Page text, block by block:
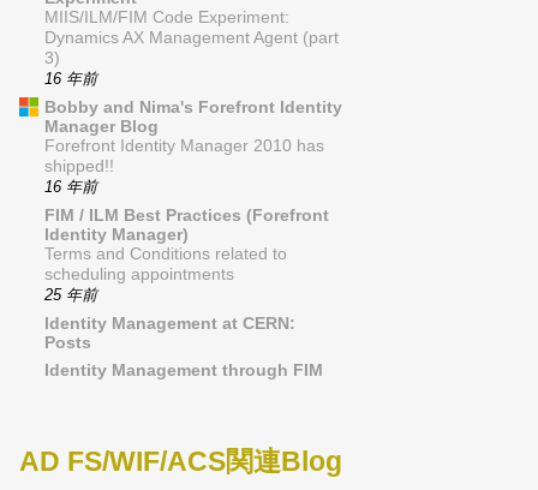
MIIS/ILM/FIM Code Experiment:
Dynamics AX Management Agent (part
3)
16 年前
Bobby and Nima's Forefront Identity
Manager Blog
Forefront Identity Manager 2010 has
shipped!!
16 年前
FIM / ILM Best Practices (Forefront
Identity Manager)
Terms and Conditions related to
scheduling appointments
25 年前
Identity Management at CERN:
Posts
Identity Management through FIM
AD FS/WIF/ACS関連Blog